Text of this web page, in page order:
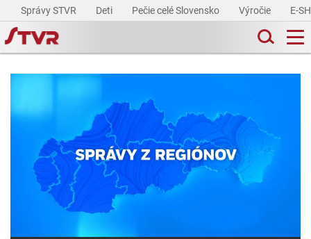
Správy STVR Deti Pečie celé Slovensko Výročie E-